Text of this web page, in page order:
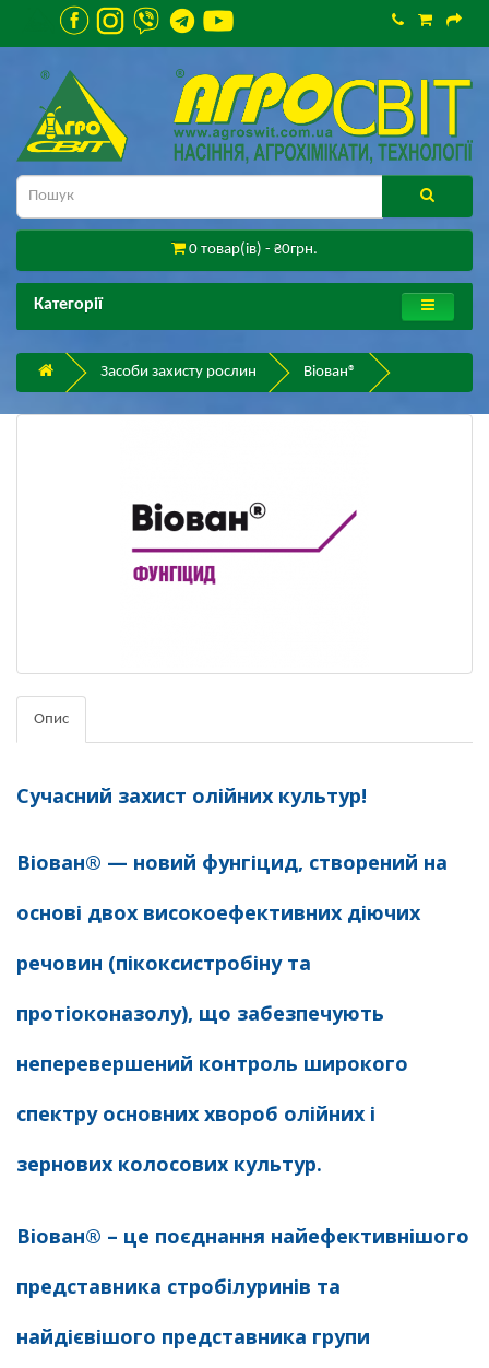
0 товар(ів) - ₴0грн.
Категорії
Засоби захисту рослин Віован®
Опис
Сучасний захист олійних культур!
Віован® — новий фунгіцид, створений на
основі двох високоефективних діючих
речовин (пікоксистробіну та
протіоконазолу), що забезпечують
неперевершений контроль широкого
спектру основних хвороб олійних і
зернових колосових культур.
Віован® – це поєднання найефективнішого
представника стробілуринів та
найдієвішого представника групи